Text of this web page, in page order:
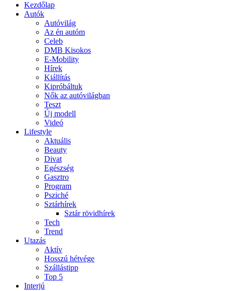
Kezdőlap
Autók
Autóvilág
Az én autóm
Celeb
DMB Kisokos
E-Mobility
Hírek
Kiállítás
Kipróbáltuk
Nők az autóvilágban
Teszt
Új modell
Videó
Lifestyle
Aktuális
Beauty
Divat
Egészség
Gasztro
Program
Psziché
Sztárhírek
Sztár rövidhírek
Tech
Trend
Utazás
Aktív
Hosszú hétvége
Szállástipp
Top 5
Interjú